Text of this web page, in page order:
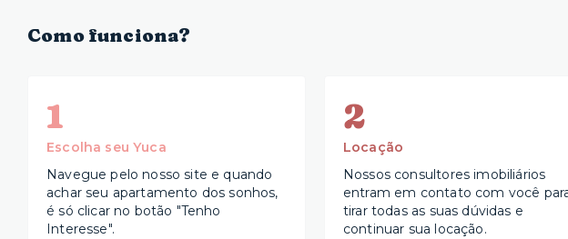
Como funciona?
1
Escolha seu Yuca
Navegue pelo nosso site e quando
achar seu apartamento dos sonhos,
é só clicar no botão "Tenho
Interesse".
2
Locação
Nossos consultores imobiliários
entram em contato com você
tirar todas as suas dúvidas e
continuar sua locação.